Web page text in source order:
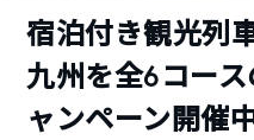
宿泊付き観光列
九州を全6コー
ャンペーン開催